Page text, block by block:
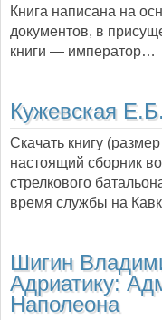
Книга написана на
документов, в
книги — император…
Кужевская
Скачать книгу
настоящий сборник
стрелкового
время службы на
Шигин
Адриатику:
Наполеона